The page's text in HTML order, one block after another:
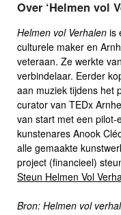
Over ‘Helmen vol
Helmen vol Verhalen is
culturele maker en
veteraan. Ze werkte
verbindelaar. Eerder
aan muziek tijdens het
curator van TEDx
van start met een pilot-
kunstenares Anook
alle gemaakte
project (financieel)
Steun Helmen Vol
Bron: Helmen vol